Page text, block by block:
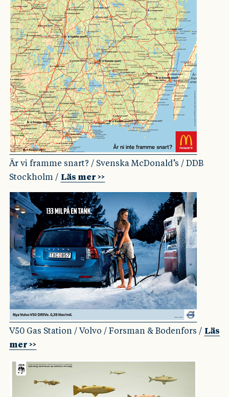
Är vi framme snart? / Svenska McDonald’s / DDB
Stockholm / Läs mer >>
V50 Gas Station / Volvo / Forsman & Bodenfors / Läs
mer >>